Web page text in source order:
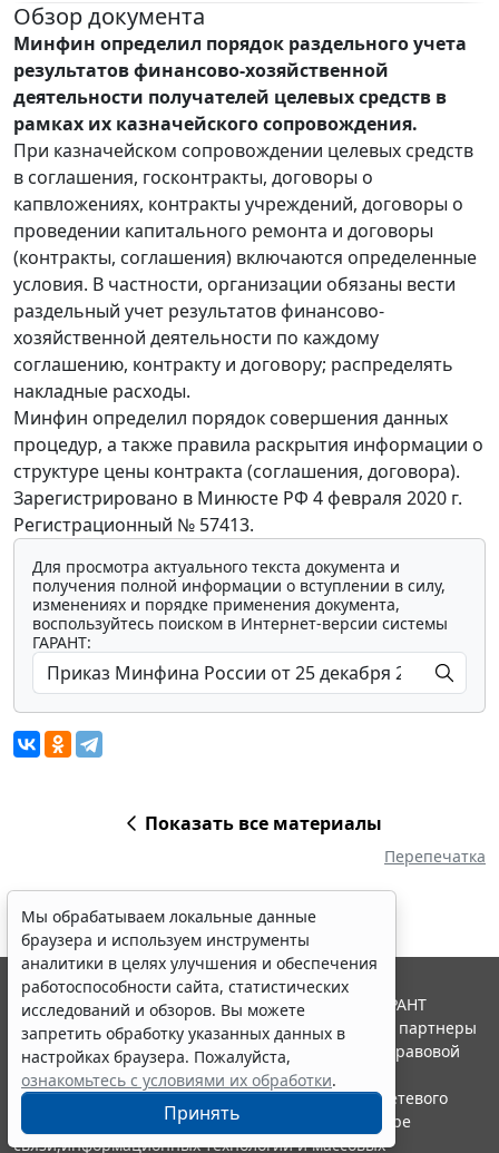
Обзор документа
Минфин определил порядок раздельного учета
результатов финансово-хозяйственной
деятельности получателей целевых средств в
рамках их казначейского сопровождения.
При казначейском сопровождении целевых средств
в соглашения, госконтракты, договоры о
капвложениях, контракты учреждений, договоры о
проведении капитального ремонта и договоры
(контракты, соглашения) включаются определенные
условия. В частности, организации обязаны вести
раздельный учет результатов финансово-
хозяйственной деятельности по каждому
соглашению, контракту и договору; распределять
накладные расходы.
Минфин определил порядок совершения данных
процедур, а также правила раскрытия информации о
структуре цены контракта (соглашения, договора).
Зарегистрировано в Минюсте РФ 4 февраля 2020 г.
Регистрационный № 57413.
Для просмотра актуального текста документа и
получения полной информации о вступлении в силу,
изменениях и порядке применения документа,
воспользуйтесь поиском в Интернет-версии системы
ГАРАНТ:
Показать все материалы
Перепечатка
Мы обрабатываем локальные данные
браузера и используем инструменты
аналитики в целях улучшения и обеспечения
работоспособности сайта, статистических
исследований и обзоров. Вы можете
запретить обработку указанных данных в
настройках браузера. Пожалуйста,
ознакомьтесь с условиями их обработки.
Принять
© ООО "НПП "ГАРАНТ-СЕРВИС", 2026. Система ГАРАНТ
выпускается с 1990 года. Компания "Гарант" и ее партнеры
являются участниками Российской ассоциации правовой
информации ГАРАНТ.
Портал ГАРАНТ.РУ зарегистрирован в качестве сетевого
издания Федеральной службой по надзору в сфере
связи,информационных технологий и массовых